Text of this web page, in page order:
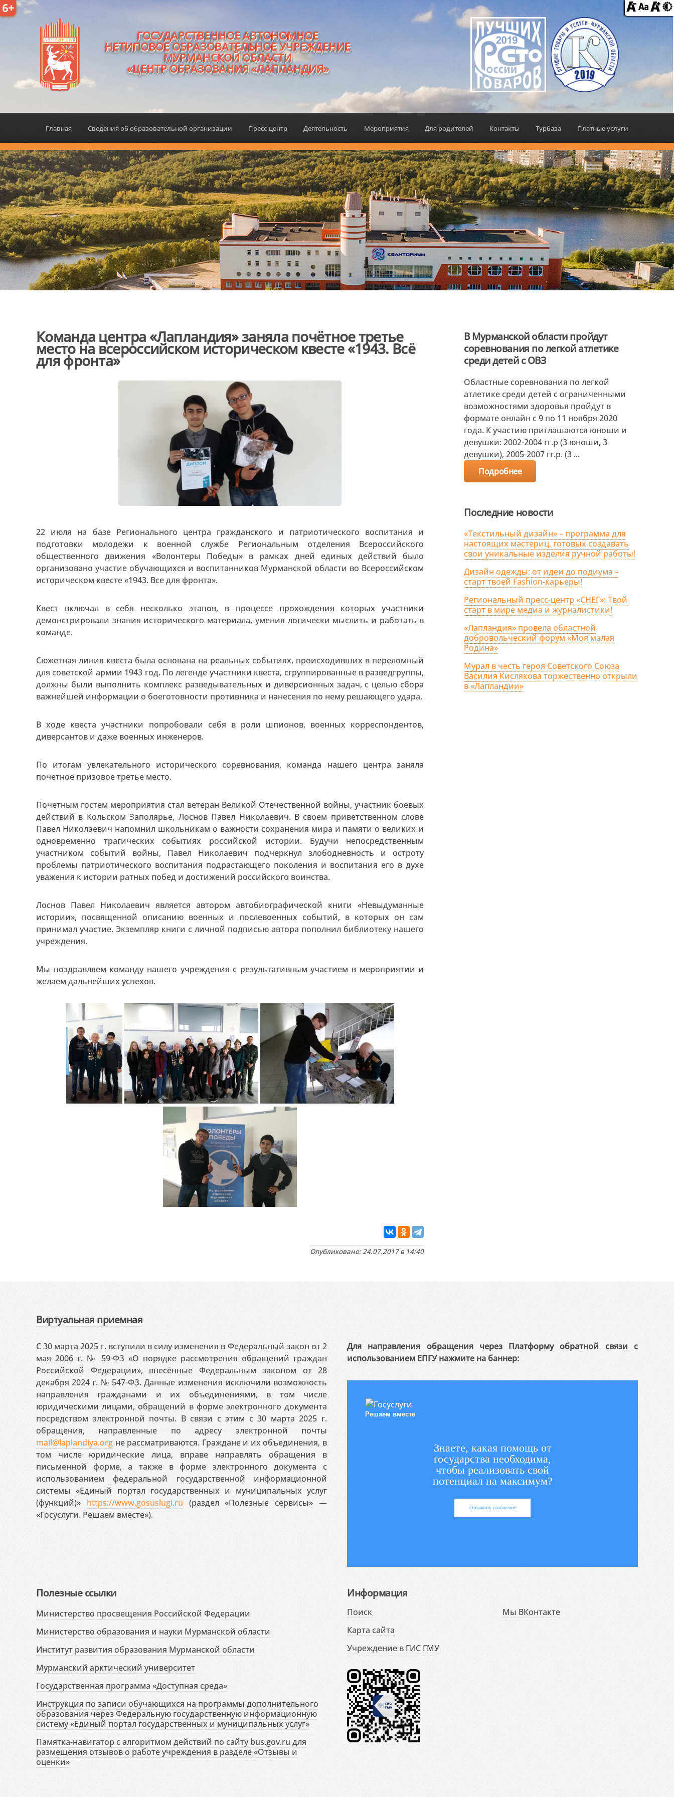
6+
ГОСУДАРСТВЕННОЕ АВТОНОМНОЕ
НЕТИПОВОЕ ОБРАЗОВАТЕЛЬНОЕ УЧРЕЖДЕНИЕ
МУРМАНСКОЙ ОБЛАСТИ
«ЦЕНТР ОБРАЗОВАНИЯ «ЛАПЛАНДИЯ»
Главная Сведения об образовательной организации Пресс-центр Деятельность Мероприятия Для родителей Контакты Турбаза Платные услуги
Команда центра «Лапландия» заняла почётное третье
место на всероссийском историческом квесте «1943. Всё
для фронта»
22 июля на базе Регионального центра гражданского и патриотического воспитания и
подготовки молодежи к военной службе Региональным отделения Всероссийского
общественного движения «Волонтеры Победы» в рамках дней единых действий было
организовано участие обучающихся и воспитанников Мурманской области во Всероссийском
историческом квесте «1943. Все для фронта».
Квест включал в себя несколько этапов, в процессе прохождения которых участники
демонстрировали знания исторического материала, умения логически мыслить и работать в
команде.
Сюжетная линия квеста была основана на реальных событиях, происходивших в переломный
для советской армии 1943 год. По легенде участники квеста, сгруппированные в разведгруппы,
должны были выполнить комплекс разведывательных и диверсионных задач, с целью сбора
важнейшей информации о боеготовности противника и нанесения по нему решающего удара.
В ходе квеста участники попробовали себя в роли шпионов, военных корреспондентов,
диверсантов и даже военных инженеров.
По итогам увлекательного исторического соревнования, команда нашего центра заняла
почетное призовое третье место.
Почетным гостем мероприятия стал ветеран Великой Отечественной войны, участник боевых
действий в Кольском Заполярье, Лоснов Павел Николаевич. В своем приветственном слове
Павел Николаевич напомнил школьникам о важности сохранения мира и памяти о великих и
одновременно трагических событиях российской истории. Будучи непосредственным
участником событий войны, Павел Николаевич подчеркнул злободневность и остроту
проблемы патриотического воспитания подрастающего поколения и воспитания его в духе
уважения к истории ратных побед и достижений российского воинства.
Лоснов Павел Николаевич является автором автобиографической книги «Невыдуманные
истории», посвященной описанию военных и послевоенных событий, в которых он сам
принимал участие. Экземпляр книги с личной подписью автора пополнил библиотеку нашего
учреждения.
Мы поздравляем команду нашего учреждения с результативным участием в мероприятии и
желаем дальнейших успехов.
Опубликовано: 24.07.2017 в 14:40
В Мурманской области пройдут
соревнования по легкой атлетике
среди детей с ОВЗ
Областные соревнования по легкой
атлетике среди детей с ограниченными
возможностями здоровья пройдут в
формате онлайн с 9 по 11 ноября 2020
года. К участию приглашаются юноши и
девушки: 2002-2004 гг.р (3 юноши, 3
девушки), 2005-2007 гг.р. (3 ...
Подробнее
Последние новости
«Текстильный дизайн» – программа для
настоящих мастериц, готовых создавать
свои уникальные изделия ручной работы!
Дизайн одежды: от идеи до подиума –
старт твоей Fashion-карьеры!
Региональный пресс-центр «СНЕГ»: Твой
старт в мире медиа и журналистики!
«Лапландия» провела областной
добровольческий форум «Моя малая
Родина»
Мурал в честь героя Советского Союза
Василия Кислякова торжественно открыли
в «Лапландии»
Виртуальная приемная
С 30 марта 2025 г. вступили в силу изменения в Федеральный закон от 2
мая 2006 г. № 59-ФЗ «О порядке рассмотрения обращений граждан
Российской Федерации», внесённые Федеральным законом от 28
декабря 2024 г. № 547-ФЗ. Данные изменения исключили возможность
направления гражданами и их объединениями, в том числе
юридическими лицами, обращений в форме электронного документа
посредством электронной почты. В связи с этим с 30 марта 2025 г.
обращения, направленные по адресу электронной почты
mail@laplandiya.org не рассматриваются. Граждане и их объединения, в
том числе юридические лица, вправе направлять обращения в
письменной форме, а также в форме электронного документа с
использованием федеральной государственной информационной
системы «Единый портал государственных и муниципальных услуг
(функций)» https://www.gosuslugi.ru (раздел «Полезные сервисы» —
«Госуслуги. Решаем вместе»).
Для направления обращения через Платформу обратной связи с
использованием ЕПГУ нажмите на баннер:
Решаем вместе
Знаете, какая помощь от
государства необходима,
чтобы реализовать свой
потенциал на максимум?
Отправить сообщение
Полезные ссылки
Министерство просвещения Российской Федерации
Министерство образования и науки Мурманской области
Институт развития образования Мурманской области
Мурманский арктический университет
Государственная программа «Доступная среда»
Инструкция по записи обучающихся на программы дополнительного
образования через Федеральную государственную информационную
систему «Единый портал государственных и муниципальных услуг»
Памятка-навигатор с алгоритмом действий по сайту bus.gov.ru для
размещения отзывов о работе учреждения в разделе «Отзывы и
оценки»
Информация
Поиск
Карта сайта
Учреждение в ГИС ГМУ
Мы ВКонтакте